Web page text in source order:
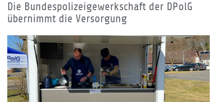
Die Bundespolizeigewerkschaft der DPolG
übernimmt die Versorgung